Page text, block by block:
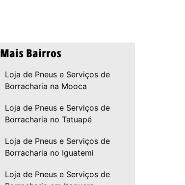
Mais Bairros
Loja de Pneus e Serviços de
Borracharia na Mooca
Loja de Pneus e Serviços de
Borracharia no Tatuapé
Loja de Pneus e Serviços de
Borracharia no Iguatemi
Loja de Pneus e Serviços de